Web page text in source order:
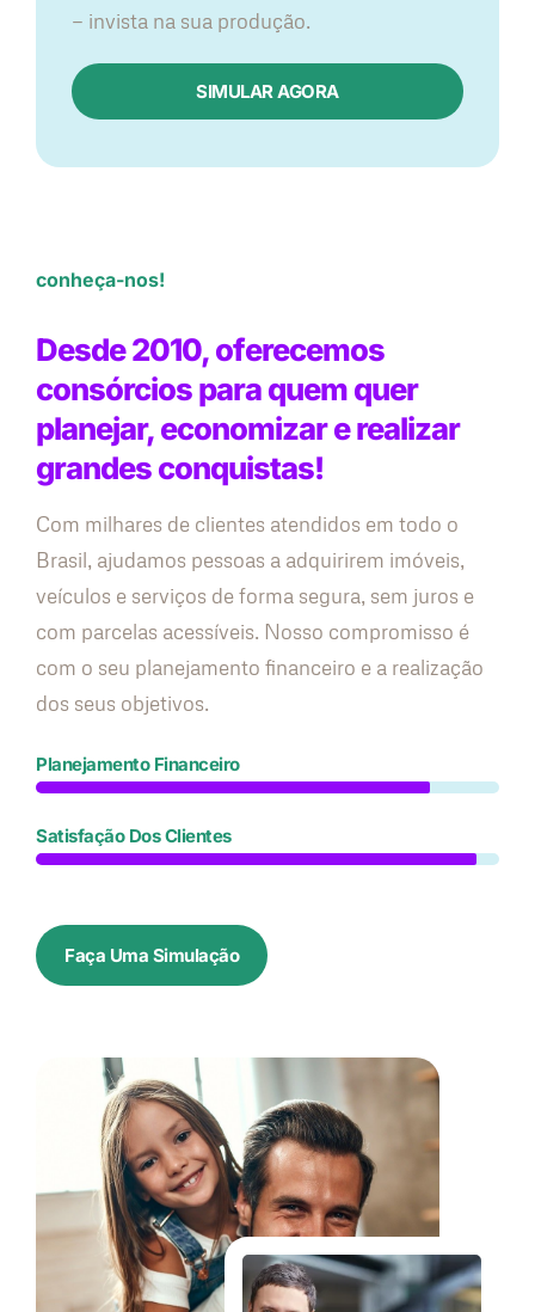
— invista na sua produção.
SIMULAR AGORA
conheça-nos!
Desde 2010, oferecemos
consórcios para quem quer
planejar, economizar e realizar
grandes conquistas!
Com milhares de clientes atendidos em todo o
Brasil, ajudamos pessoas a adquirirem imóveis,
veículos e serviços de forma segura, sem juros e
com parcelas acessíveis. Nosso compromisso é
com o seu planejamento financeiro e a realização
dos seus objetivos.
Planejamento Financeiro
Satisfação Dos Clientes
Faça Uma Simulação